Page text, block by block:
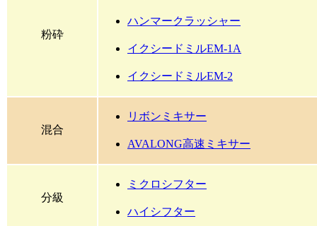
粉砕
ハンマークラッシャー
イクシードミルEM-1A
イクシードミルEM-2
混合
リボンミキサー
AVALONG高速ミキサー
分級
ミクロシフター
ハイシフター